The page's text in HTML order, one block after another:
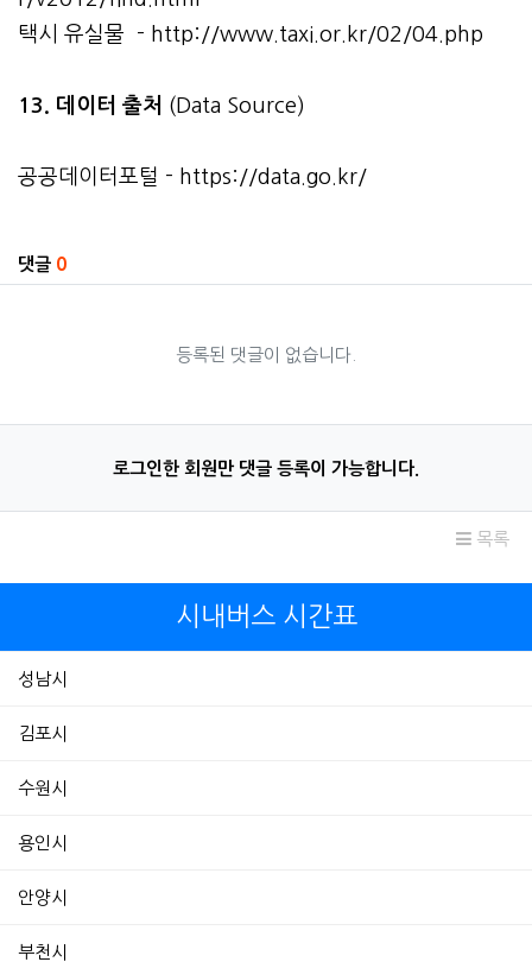
택시 유실물 - http://www.taxi.or.kr/02/04.php
13. 데이터 출처 (Data Source)
공공데이터포털 - https://data.go.kr/
댓글 0
등록된 댓글이 없습니다.
로그인한 회원만 댓글 등록이 가능합니다.
목록
시내버스 시간표
성남시
김포시
수원시
용인시
안양시
부천시